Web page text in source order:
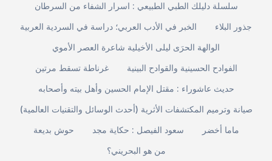
سلسلة دليلك الطبي الطبيعي : اسرار الشفاء من السرطان
الخبر في الأدب العربي؛ دراسة في السردية العربية
جذور البلاء
الوالهة الحرَى ليلى الأخيلية شاعرة العصر الأموي
غرناطة تسقط مرتين
الفوادح الحسينية والقوادح البينية
حديث عاشوراء : مقتل الإمام الحسين وأهل بيته وأصحابه
صيانة وترميم المكتشفات الأثرية (أحدث الوسائل والتقنيات العالمية)
حوش بديعة
سعود الفيصل : حكاية مجد
ماما أخضر
من هو البحريني؟